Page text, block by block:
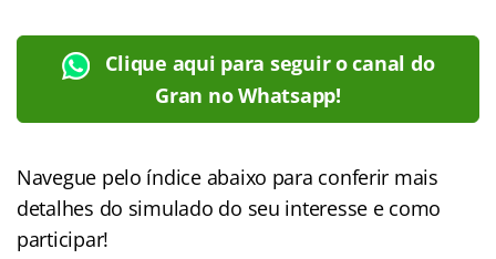
Clique aqui para seguir o canal do
Gran no Whatsapp!
Navegue pelo índice abaixo para conferir mais
detalhes do simulado do seu interesse e como
participar!